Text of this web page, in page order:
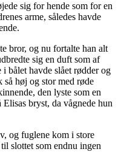
sig for hende som for en
arme, således havde
bror, og nu fortalte han alt
sig en duft som af
bålet havde slået rødder og
høj og stor med røde
den lyste som en
bryst, da vågnede hun
og fuglene kom i store
slottet som endnu ingen